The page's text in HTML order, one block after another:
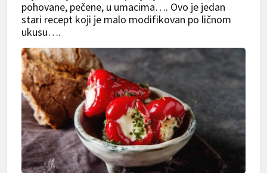
pohovane, pečene, u umacima…. Ovo je jedan
stari recept koji je malo modifikovan po ličnom
ukusu….